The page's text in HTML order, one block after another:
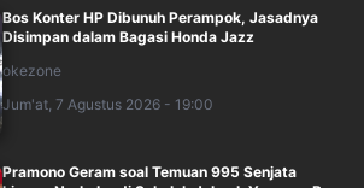
Bos Konter HP Dibunuh Perampok, Jasadnya
Disimpan dalam Bagasi Honda Jazz
okezone
Jum'at, 7 Agustus 2026 - 19:00
Pramono Geram soal Temuan 995 Senjata